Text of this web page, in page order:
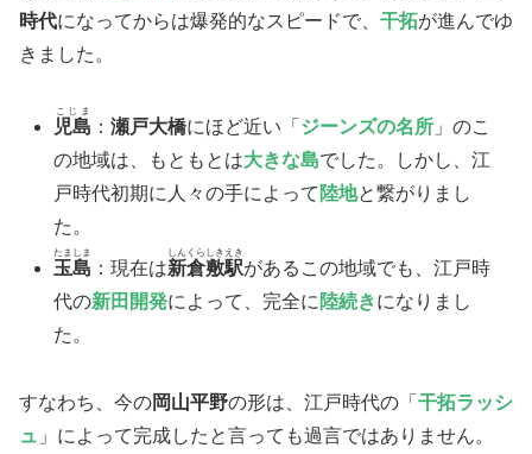
時代になってからは爆発的なスピードで、 干拓が進んでゆ
きました。
児島
こじま
：瀬戸大橋にほど近い「 ジーンズの名所 」のこ
の地域は、もともとは大きな島でした。しかし、江
戸時代初期に人々の手によって 陸地と繋がりまし
た。
玉島
たましま
：現在は新倉敷駅
しんくらしきえき
があるこの地域でも、江戸時
代の新田開発によって、完全に 陸続きになりまし
た。
すなわち、今の岡山平野の形は、江戸時代の「 干拓ラッシ
ュ 」によって完成したと言っても過言ではありません。